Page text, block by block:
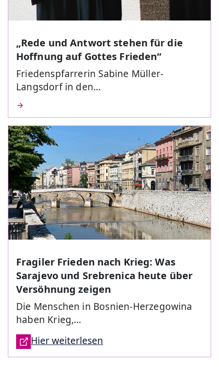
„Rede und Antwort stehen für die
Hoffnung auf Gottes Frieden“
Friedenspfarrerin Sabine Müller-
Langsdorf in den…
Fragiler Frieden nach Krieg: Was
Sarajevo und Srebrenica heute über
Versöhnung zeigen
Die Menschen in Bosnien-Herzegowina
haben Krieg,…
Hier weiterlesen